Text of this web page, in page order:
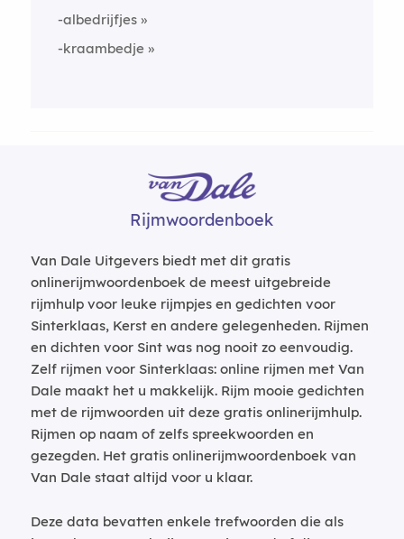
-albedrijfjes
-kraambedje
Rijmwoordenboek
Van Dale Uitgevers biedt met dit gratis
onlinerijmwoordenboek de meest uitgebreide
rijmhulp voor leuke rijmpjes en gedichten voor
Sinterklaas, Kerst en andere gelegenheden. Rijmen
en dichten voor Sint was nog nooit zo eenvoudig.
Zelf rijmen voor Sinterklaas: online rijmen met Van
Dale maakt het u makkelijk. Rijm mooie gedichten
met de rijmwoorden uit deze gratis onlinerijmhulp.
Rijmen op naam of zelfs spreekwoorden en
gezegden. Het gratis onlinerijmwoordenboek van
Van Dale staat altijd voor u klaar.
Deze data bevatten enkele trefwoorden die als